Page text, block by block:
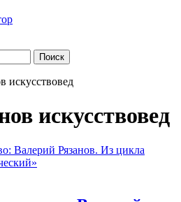
искусствовед
искусствовед